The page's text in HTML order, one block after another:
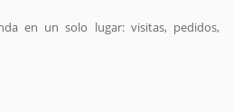
en un solo lugar: visitas, pedidos,